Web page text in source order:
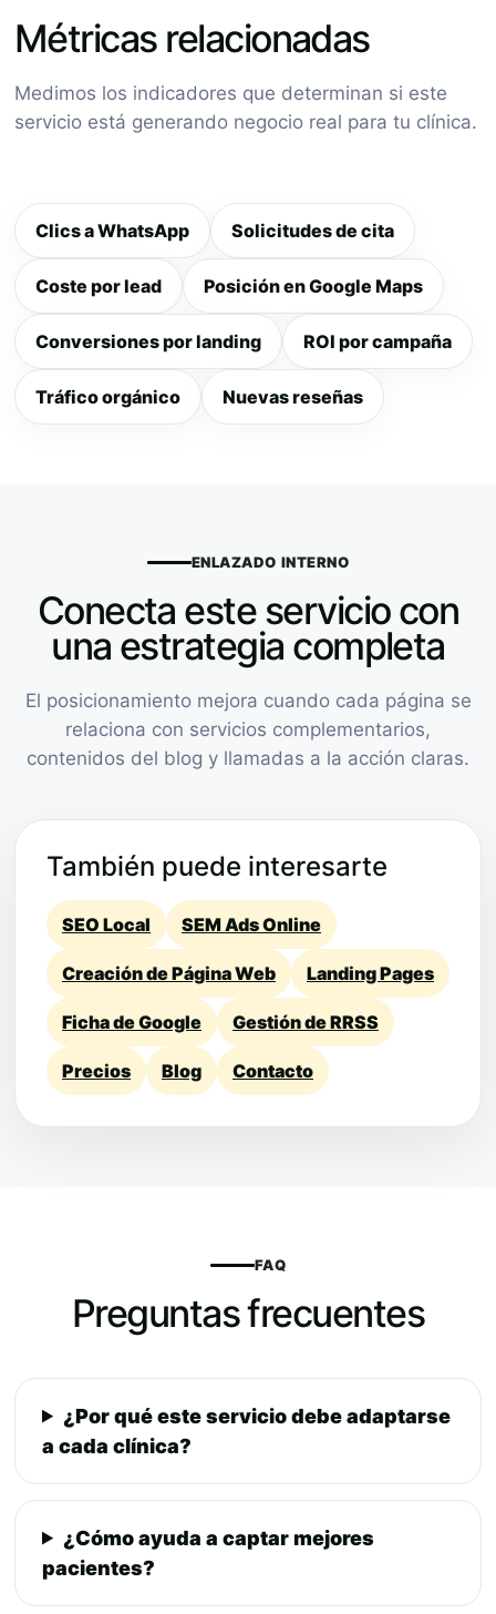
Métricas relacionadas
Medimos los indicadores que determinan si este
servicio está generando negocio real para tu clínica.
Clics a WhatsApp Solicitudes de cita
Coste por lead Posición en Google Maps
Conversiones por landing ROI por campaña
Tráfico orgánico Nuevas reseñas
ENLAZADO INTERNO
Conecta este servicio con
una estrategia completa
El posicionamiento mejora cuando cada página se
relaciona con servicios complementarios,
contenidos del blog y llamadas a la acción claras.
También puede interesarte
SEO Local SEM Ads Online
Creación de Página Web Landing Pages
Ficha de Google Gestión de RRSS
Precios Blog Contacto
FAQ
Preguntas frecuentes
¿Por qué este servicio debe adaptarse
a cada clínica?
¿Cómo ayuda a captar mejores
pacientes?